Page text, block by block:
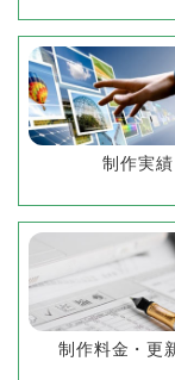
制作実績
制作料金・更